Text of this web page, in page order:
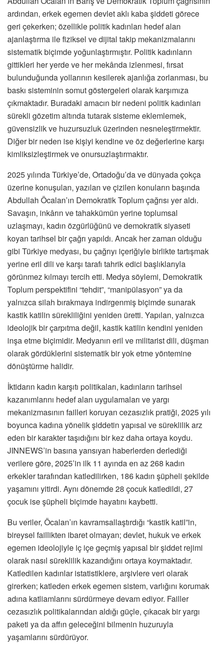
ardından, erkek egemen devlet aklı kaba şiddeti görece
geri çekerken; özellikle politik kadınları hedef alan
ajanlaştırma ile fiziksel ve dijital takip mekanizmalarını
sistematik biçimde yoğunlaştırmıştır. Politik kadınların
gittikleri her yerde ve her mekânda izlenmesi, fırsat
bulunduğunda yollarının kesilerek ajanlığa zorlanması, bu
baskı sisteminin somut göstergeleri olarak karşımıza
çıkmaktadır. Buradaki amacın bir nedeni politik kadınları
sürekli gözetim altında tutarak sisteme eklemlemek,
güvensizlik ve huzursuzluk üzerinden nesneleştirmektir.
Diğer bir neden ise kişiyi kendine ve öz değerlerine karşı
kimliksizleştirmek ve onursuzlaştırmaktır.
2025 yılında Türkiye’de, Ortadoğu’da ve dünyada çokça
üzerine konuşulan, yazılan ve çizilen konuların başında
Abdullah Öcalan’ın Demokratik Toplum çağrısı yer aldı.
Savaşın, inkârın ve tahakkümün yerine toplumsal
uzlaşmayı, kadın özgürlüğünü ve demokratik siyaseti
koyan tarihsel bir çağrı yapıldı. Ancak her zaman olduğu
gibi Türkiye medyası, bu çağrıyı içeriğiyle birlikte tartışmak
yerine eril dili ve karşı tarafı tahrik edici başlıklarıyla
görünmez kılmayı tercih etti. Medya söylemi, Demokratik
Toplum perspektifini “tehdit”, “manipülasyon” ya da
yalnızca silah bırakmaya indirgenmiş biçimde sunarak
kastik katilin sürekliliğini yeniden üretti. Yapılan, yalnızca
ideolojik bir çarpıtma değil, kastik katilin kendini yeniden
inşa etme biçimidir. Medyanın eril ve militarist dili, düşman
olarak gördüklerini sistematik bir yok etme yöntemine
dönüştürme halidir.
İktidarın kadın karşıtı politikaları, kadınların tarihsel
kazanımlarını hedef alan uygulamaları ve yargı
mekanizmasının failleri koruyan cezasızlık pratiği, 2025 yılı
boyunca kadına yönelik şiddetin yapısal ve süreklilik arz
eden bir karakter taşıdığını bir kez daha ortaya koydu.
JINNEWS’in basına yansıyan haberlerden derlediği
verilere göre, 2025’in ilk 11 ayında en az 268 kadın
erkekler tarafından katledilirken, 186 kadın şüpheli şekilde
yaşamını yitirdi. Aynı dönemde 28 çocuk katledildi, 27
çocuk ise şüpheli biçimde hayatını kaybetti.
Bu veriler, Öcalan’ın kavramsallaştırdığı “kastik katil”in,
bireysel faillikten ibaret olmayan; devlet, hukuk ve erkek
egemen ideolojiyle iç içe geçmiş yapısal bir şiddet rejimi
olarak nasıl süreklilik kazandığını ortaya koymaktadır.
Katledilen kadınlar istatistiklere, arşivlere veri olarak
girerken; katleden erkek egemen sistem, varlığını korumak
adına katliamlarını sürdürmeye devam ediyor. Failler
cezasızlık politikalarından aldığı güçle, çıkacak bir yargı
paketi ya da affın geleceğini bilmenin huzuruyla
yaşamlarını sürdürüyor.